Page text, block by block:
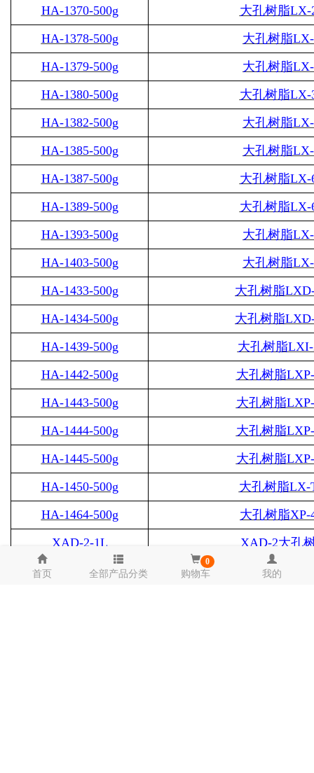
HA-1370-500g
大孔树脂LX-
HA-1378-500g
大孔树脂
HA-1379-500g
大孔树脂
HA-1380-500g
大孔树脂LX-
HA-1382-500g
大孔树脂
HA-1385-500g
大孔树脂
HA-1387-500g
大孔树脂LX-
HA-1389-500g
大孔树脂LX-
HA-1393-500g
大孔树脂
HA-1403-500g
大孔树脂
HA-1433-500g
大孔树脂
HA-1434-500g
大孔树脂
HA-1439-500g
大孔树脂LXI-
HA-1442-500g
大孔树脂
HA-1443-500g
大孔树脂
HA-1444-500g
大孔树脂
HA-1445-500g
大孔树脂
HA-1450-500g
大孔树脂LX-
HA-1464-500g
大孔树脂XP-
XAD-2-1L
XAD-2大孔
XAD
4-1L XAD-4大孔
首页 全部产品分类
0
购物车 我的